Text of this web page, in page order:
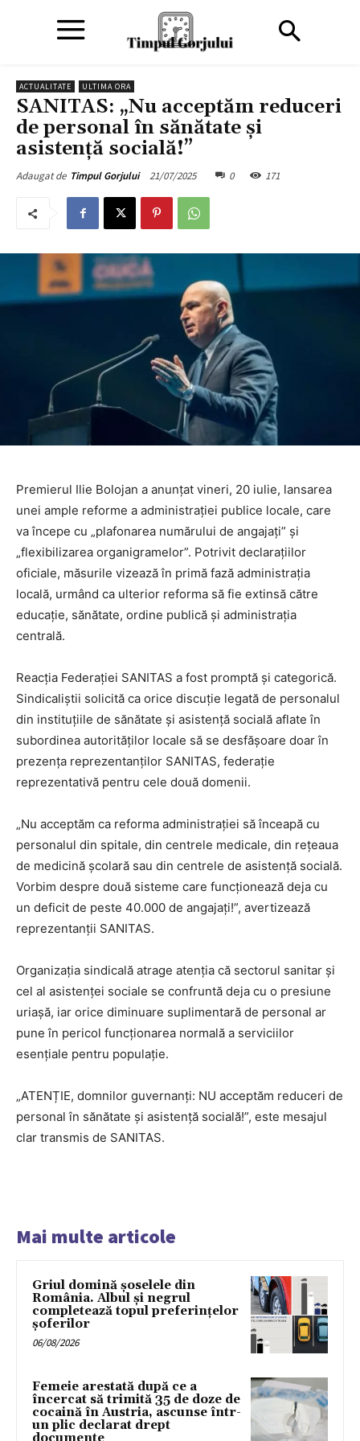
ACTUALITATE ULTIMA ORA
SANITAS: „Nu acceptăm reduceri
de personal în sănătate și
asistență socială!”
Adaugat de Timpul Gorjului 21/07/2025 0 171
Premierul Ilie Bolojan a anunțat vineri, 20 iulie, lansarea
unei ample reforme a administrației publice locale, care
va începe cu „plafonarea numărului de angajați” și
„flexibilizarea organigramelor”. Potrivit declarațiilor
oficiale, măsurile vizează în primă fază administrația
locală, urmând ca ulterior reforma să fie extinsă către
educație, sănătate, ordine publică și administrația
centrală.
Reacția Federației SANITAS a fost promptă și categorică.
Sindicaliștii solicită ca orice discuție legată de personalul
din instituțiile de sănătate și asistență socială aflate în
subordinea autorităților locale să se desfășoare doar în
prezența reprezentanților SANITAS, federație
reprezentativă pentru cele două domenii.
„Nu acceptăm ca reforma administrației să înceapă cu
personalul din spitale, din centrele medicale, din rețeaua
de medicină școlară sau din centrele de asistență socială.
Vorbim despre două sisteme care funcționează deja cu
un deficit de peste 40.000 de angajați!”, avertizează
reprezentanții SANITAS.
Organizația sindicală atrage atenția că sectorul sanitar și
cel al asistenței sociale se confruntă deja cu o presiune
uriașă, iar orice diminuare suplimentară de personal ar
pune în pericol funcționarea normală a serviciilor
esențiale pentru populație.
„ATENȚIE, domnilor guvernanți: NU acceptăm reduceri de
personal în sănătate și asistență socială!”, este mesajul
clar transmis de SANITAS.
Mai multe articole
Griul domină șoselele din
România. Albul și negrul
completează topul preferințelor
șoferilor
06/08/2026
Femeie arestată după ce a
încercat să trimită 35 de doze de
cocaină în Austria, ascunse într-
un plic declarat drept